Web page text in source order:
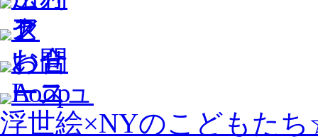
浮世絵×NYのこどもた